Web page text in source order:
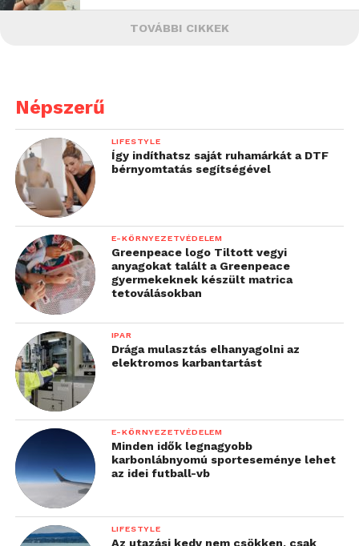
TOVÁBBI CIKKEK
Népszerű
LIFESTYLE
Így indíthatsz saját ruhamárkát a DTF
bérnyomtatás segítségével
E-KÖRNYEZETVÉDELEM
Greenpeace logo Tiltott vegyi
anyagokat talált a Greenpeace
gyermekeknek készült matrica
tetoválásokban
IPAR
Drága mulasztás elhanyagolni az
elektromos karbantartást
E-KÖRNYEZETVÉDELEM
Minden idők legnagyobb
karbonlábnyomú sporteseménye lehet
az idei futball-vb
LIFESTYLE
Az utazási kedv nem csökken, csak